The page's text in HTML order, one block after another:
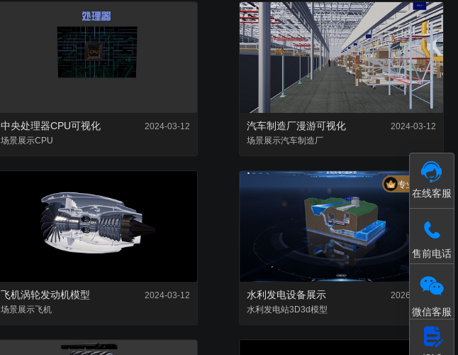
数据管家
零代码轻松完成数据接入和数据处理
轻装3D
模型轻量化处理工具
在线客服
售前电话
微信客服
中央处理器CPU可视化
2024-03-12
场景展示CPU
汽车制造厂漫游可视化
2024-03-12
场景展示汽车制造厂
飞机涡轮发动机模型
2024-03-12
场景展示飞机
专业套餐
水利发电设备展示
2026-06-03
水利 发电站3D3d模型